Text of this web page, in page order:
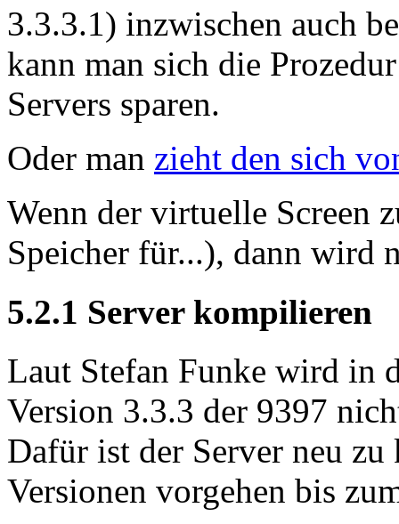
3.3.3.1) inzwischen auch
kann man sich die
Servers sparen.
Oder man zieht den sich
Wenn der virtuelle Screen
Speicher für...), dann wird
5.2.1 Server kompilieren
Laut Stefan Funke wird in
Version 3.3.3 der 9397
Dafür ist der Server neu
Versionen vorgehen bis